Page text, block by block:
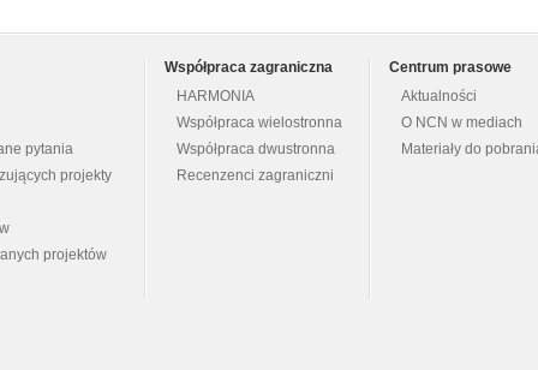
pytania
projekty
projektów
Współpraca zagraniczna
HARMONIA
Współpraca wielostronna
Współpraca dwustronna
Recenzenci zagraniczni
Centrum prasowe
Aktualności
O NCN w mediach
Materiały do